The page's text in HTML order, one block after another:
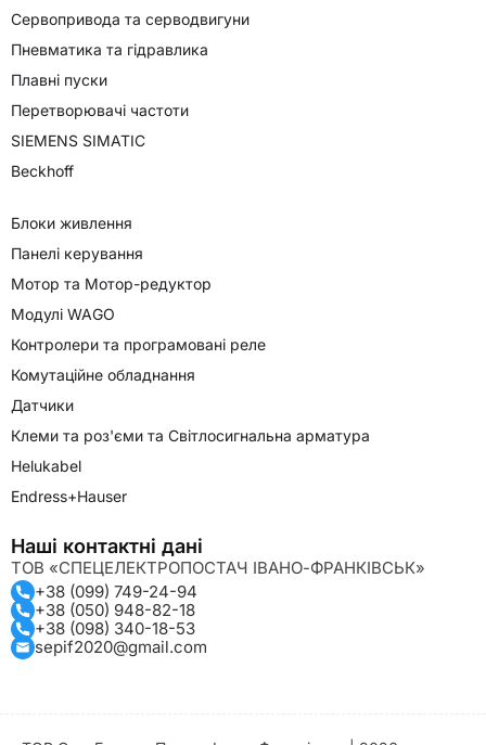
Сервопривода та серводвигуни
Пневматика та гідравлика
Плавні пуски
Перетворювачі частоти
SIEMENS SIMATIC
Beckhoff
Блоки живлення
Панелі керування
Мотор та Мотор-редуктор
Модулі WAGO
Контролери та програмовані реле
Комутаційне обладнання
Датчики
Клеми та роз'єми та Світлосигнальна арматура
Helukabel
Endress+Hauser
Наші контактні дані
ТОВ «СПЕЦЕЛЕКТРОПОСТАЧ ІВАНО-ФРАНКІВСЬК»
+38 (099) 749-24-94
+38 (050) 948-82-18
+38 (098) 340-18-53
sepif2020@gmail.com